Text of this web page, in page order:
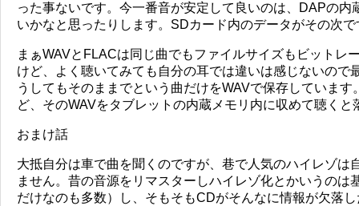
った事ないです。今一番音が安定して良いのは、DAPの内
いかなと思ったりします。SDカード内のデータがその次で
まぁWAVとFLACは同じ曲でもファイルサイズもビットレ
けど、よく聴いてみても自分の耳では違いは感じないので
うしてもそのままでという曲だけをWAVで保存していま
ど、そのWAVをタブレットの内蔵メモリ内に収めて聴くと
おまけ話
大抵自分は車で曲を聞くのですが、巷で人気のハイレゾは
ません。昔の音源をリマスターしハイレゾ化とかいうのは
だけなのも多数）し、そもそもCDがそんなに情報が欠落